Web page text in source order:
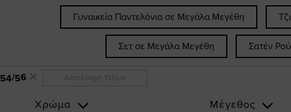
Γυναικεία Παντελόνια σε Μεγάλα Μεγέθη
Σετ σε Μεγάλα Μεγέθη Σατέν
54/56 Απαλοιφή Όλων
Χρώμα Μέγεθος